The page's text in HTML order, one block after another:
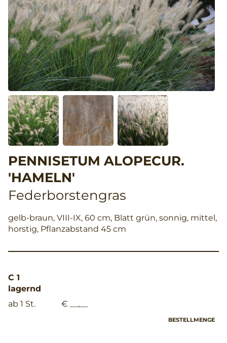
PENNISETUM ALOPECUR.
'HAMELN'
Federborstengras
gelb-braun, VIII-IX, 60 cm, Blatt grün, sonnig, mittel,
horstig, Pflanzabstand 45 cm
C 1
lagernd
ab 1 St.
€ __,__
BESTELLMENGE